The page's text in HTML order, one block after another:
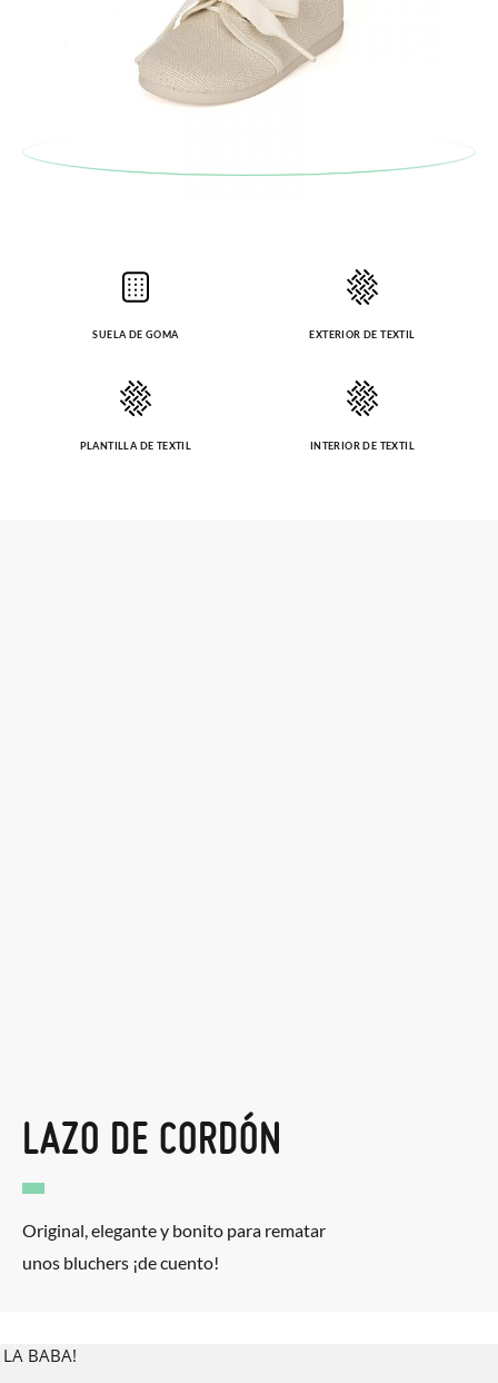
SUELA DE GOMA EXTERIOR DE TEXTIL
PLANTILLA DE TEXTIL INTERIOR DE TEXTIL
LAZO DE CORDÓN
Original, elegante y bonito para rematar
unos bluchers ¡de cuento!